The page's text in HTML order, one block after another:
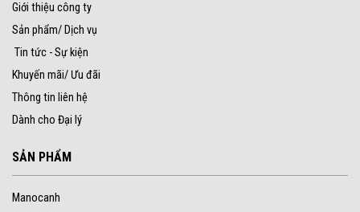
Giới thiệu công ty
Sản phẩm/ Dịch vụ
Tin tức - Sự kiện
Khuyến mãi/ Ưu đãi
Thông tin liên hệ
Dành cho Đại lý
SẢN PHẨM
Manocanh